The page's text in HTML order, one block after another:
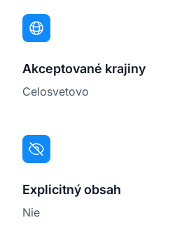
Akceptované krajiny
Celosvetovo
Explicitný obsah
Nie